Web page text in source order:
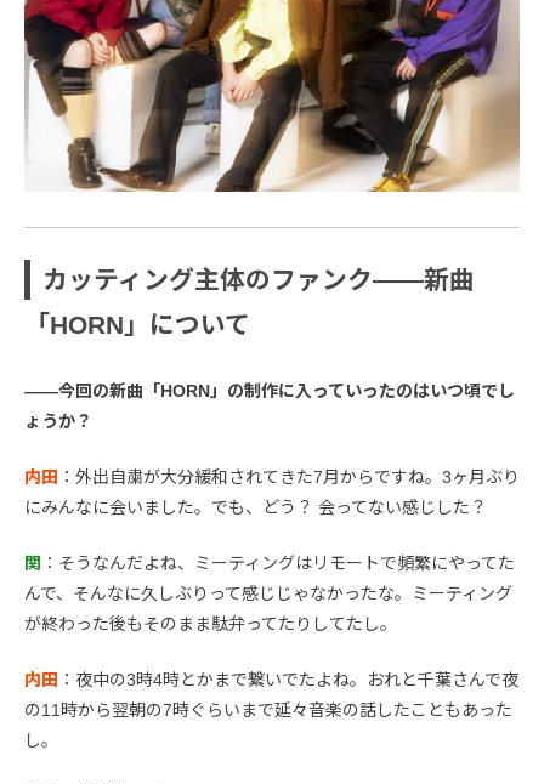
カッティング主体のファンク――新曲
「HORN」について
――今回の新曲「HORN」の制作に入っていったのはいつ頃でし
ょうか？
内田 ：外出自粛が大分緩和されてきた7月からですね。3ヶ月ぶり
にみんなに会いました。でも、どう？ 会ってない感じした？
関 ：そうなんだよね、ミーティングはリモートで頻繁にやってた
んで、そんなに久しぶりって感じじゃなかったな。ミーティング
が終わった後もそのまま駄弁ってたりしてたし。
内田 ：夜中の3時4時とかまで繋いでたよね。おれと千葉さんで夜
の11時から翌朝の7時ぐらいまで延々音楽の話したこともあった
し。